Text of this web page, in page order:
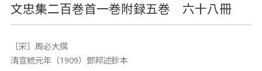
文忠集二百巻首一巻附録五巻 六十八冊
［宋］周必大撰
清宣統元年（1909）鄧邦述鈔本